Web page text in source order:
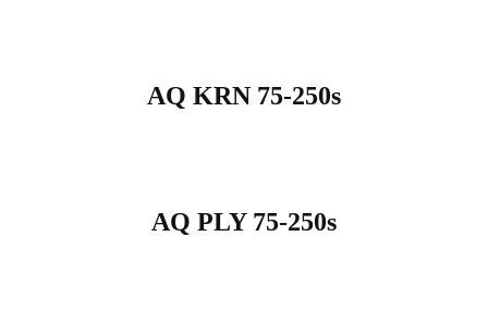
AQ KRN 75-250s
AQ PLY 75-250s